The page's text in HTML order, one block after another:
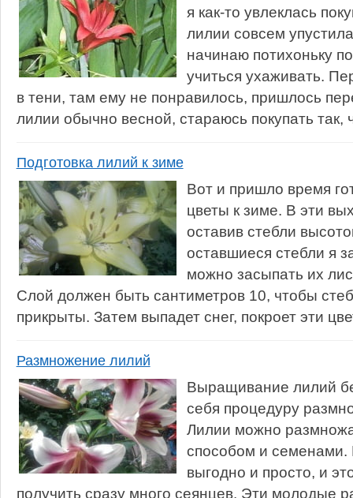
я как-то увлеклась
лилии совсем
начинаю потихоньку
учиться ухаживать.
в тени, там ему не понравилось, пришлось
лилии обычно весной, стараюсь покупать так,
Подготовка лилий к зиме
Вот и пришло время
цветы к зиме. В эти
оставив стебли
оставшиеся стебли я
можно засыпать их
Слой должен быть сантиметров 10, чтобы
прикрыты. Затем выпадет снег, покроет эти
Размножение лилий
Выращивание лилий
себя процедуру
Лилии можно
способом и
выгодно и просто, и
получить сразу много сеянцев. Эти молодые